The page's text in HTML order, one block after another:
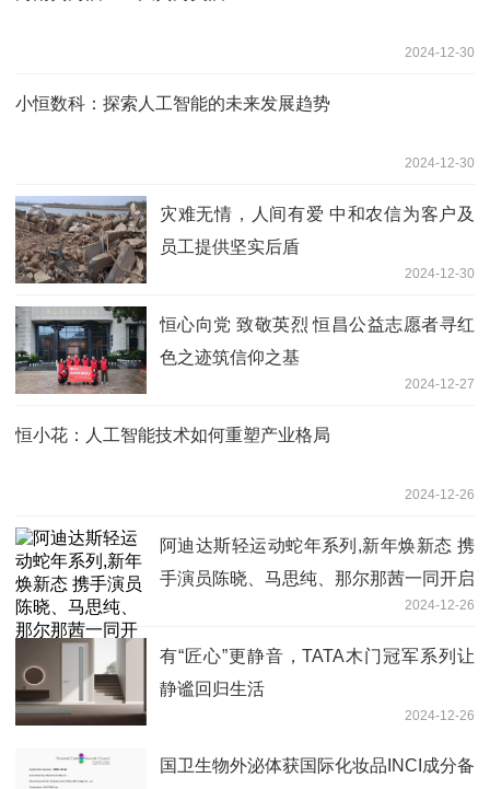
2024-12-30
小恒数科：探索人工智能的未来发展趋势
2024-12-30
灾难无情，人间有爱 中和农信为客户及
员工提供坚实后盾
2024-12-30
恒心向党 致敬英烈 恒昌公益志愿者寻红
色之迹筑信仰之基
2024-12-27
恒小花：人工智能技术如何重塑产业格局
2024-12-26
阿迪达斯轻运动蛇年系列,新年焕新态 携
手演员陈晓、马思纯、那尔那茜一同开启
2024-12-26
有“匠心”更静音，TATA木门冠军系列让
静谧回归生活
2024-12-26
国卫生物外泌体获国际化妆品INCI成分备